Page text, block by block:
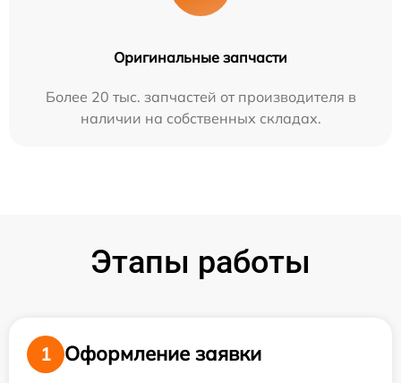
Оригинальные запчасти
Более 20 тыс. запчастей от производителя в
наличии на собственных складах.
Этапы работы
1
Оформление заявки